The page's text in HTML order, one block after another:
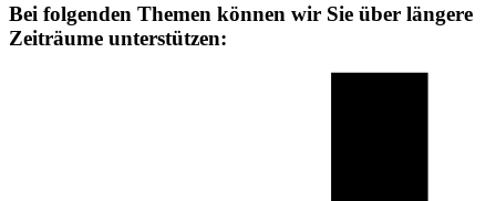
Bei folgenden Themen können wir Sie über längere
Zeiträume unterstützen: